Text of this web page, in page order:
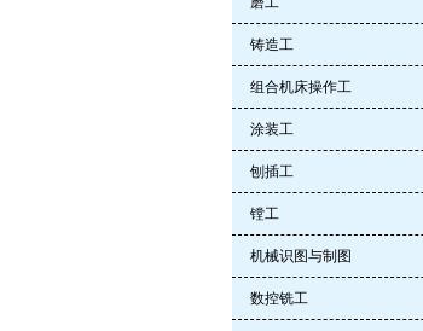
铸造工
组合机床操作工
涂装工
刨插工
镗工
机械识图与制图
数控铣工